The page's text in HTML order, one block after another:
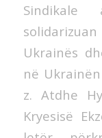
Ukrainës
në
z. Atdhe
Kryesisë